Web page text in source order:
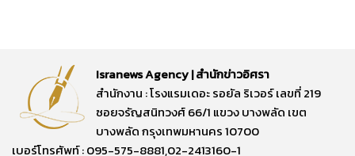
Isranews Agency | สำนักข่าวอิศรา
สำนักงาน : โรงแรมเดอะ รอยัล ริเวอร์ เลขที่ 219
ซอยจรัญสนิทวงศ์ 66/1 แขวง บางพลัด เขต
บางพลัด กรุงเทพมหานคร 10700
เบอร์โทรศัพท์ : 095-575-8881,02-2413160-1